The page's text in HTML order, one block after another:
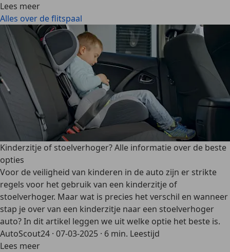
Lees meer
Alles over de flitspaal
Kinderzitje of stoelverhoger? Alle informatie over de beste
opties
Voor de veiligheid van kinderen in de auto zijn er strikte
regels voor het gebruik van een kinderzitje of
stoelverhoger. Maar wat is precies het verschil en wanneer
stap je over van een kinderzitje naar een stoelverhoger
auto? In dit artikel leggen we uit welke optie het beste is.
AutoScout24 · 07-03-2025 · 6 min. Leestijd
Lees meer